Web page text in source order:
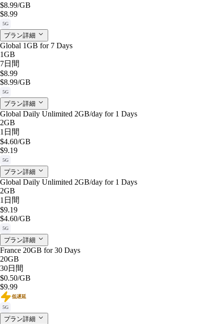
$8.99/GB
$8.99
5G
プラン詳細
Global 1GB for 7 Days
1GB
7日間
$8.99
$8.99/GB
5G
プラン詳細
Global Daily Unlimited 2GB/day for 1 Days
2GB
1日間
$4.60/GB
$9.19
5G
プラン詳細
Global Daily Unlimited 2GB/day for 1 Days
2GB
1日間
$9.19
$4.60/GB
5G
プラン詳細
France 20GB for 30 Days
20GB
30日間
$0.50/GB
$9.99
低遅延
5G
プラン詳細